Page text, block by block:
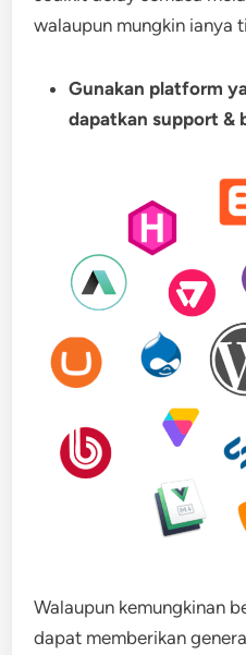
walaupun mungkin ianya
Gunakan platform
dapatkan support &
Walaupun kemungkinan
dapat memberikan